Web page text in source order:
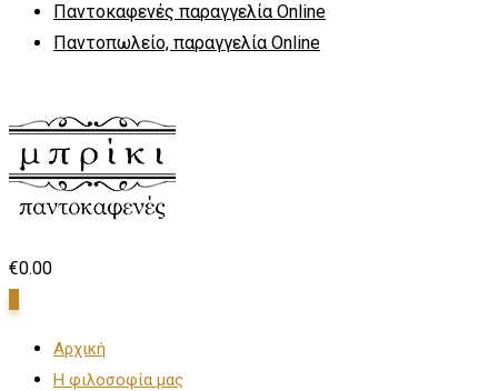
Παντοκαφενές παραγγελία Online
Παντοπωλείο, παραγγελία Online
€0.00
Αρχική
Η φιλοσοφία μας